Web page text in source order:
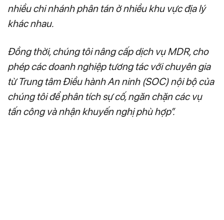
nhiều chi nhánh phân tán ở nhiều khu vực địa lý
khác nhau.
Đồng thời, chúng tôi nâng cấp dịch vụ MDR, cho
phép các doanh nghiệp tương tác với chuyên gia
từ Trung tâm Điều hành An ninh (SOC) nội bộ của
chúng tôi để phân tích sự cố, ngăn chặn các vụ
tấn công và nhận khuyến nghị phù hợp”.